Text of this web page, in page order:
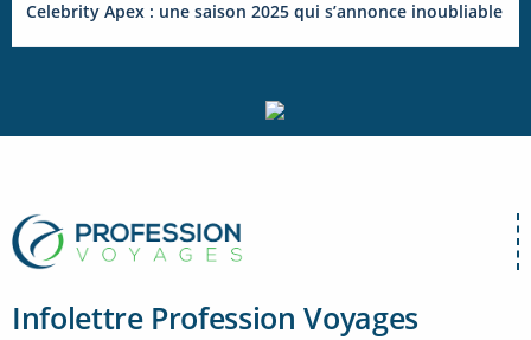
Celebrity Apex : une saison 2025 qui s’annonce inoubliable
Infolettre Profession Voyages